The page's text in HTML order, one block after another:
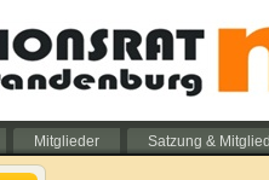
Mitglieder Satzung &